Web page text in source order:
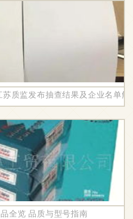
质监发布抽查结果及企业名单解
全览 品质与型号指南